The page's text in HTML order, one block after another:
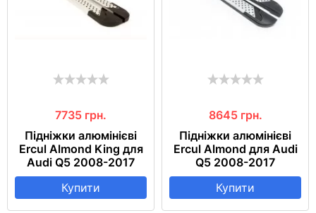
7735 грн.
Підніжки алюмінієві
Ercul Almond King для
Audi Q5 2008-2017
Купити
8645 грн.
Підніжки алюмінієві
Ercul Almond для Audi
Q5 2008-2017
Купити